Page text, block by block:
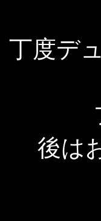
丁度デ
後は